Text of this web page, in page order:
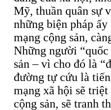
Mỹ, thuần quân sự
những biện pháp
mạng cộng sản,
Những người “quốc
sản – vì cho đó là
đường tự cứu là
mạng xã hội sẽ
cộng sản, sẽ tranh